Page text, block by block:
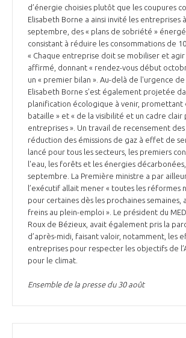
MÉDIATION ET CHARTE D’ENGAGEMENT SUR LES
CLIENTS ET FOURNISSEURS
LA MÉDIATION AU-DELÀ DE LA FILIÈRE
PRENDRE CONTACT AVEC LE MÉDIATEUR DE LA
CHIFFRES CLÉS
LES ENJEUX
COMPÉTITIVITÉ
EMPLOI & FORMATION
ENVIRONNEMENT
INNOVATION
INTERNATIONALISATION
LES PUBLICATIONS
DOCUMENTS & BROCHURES
RAPPORTS D'ACTIVITÉS
d’énergie choisies plutôt que les coupures
Elisabeth Borne a ainsi invité les entreprises
septembre, des « plans de sobriété »
consistant à réduire les consommations de
« Chaque entreprise doit se mobiliser et agir
affirmé, donnant « rendez-vous début
un « premier bilan ». Au-delà de l'urgence de
Elisabeth Borne s'est également projetée
planification écologique à venir, promettant
bataille » et « de la visibilité et un cadre clair
entreprises ». Un travail de recensement
réduction des émissions de gaz à effet de
lancé pour tous les secteurs, les premiers
l'eau, les forêts et les énergies
septembre. La Première ministre a par
l’exécutif allait mener « toutes les réformes
pour certaines dès les prochaines semaines,
freins au plein-emploi ». Le président du
Roux de Bézieux, avait également pris la
d’après-midi, faisant valoir, notamment, les
entreprises pour respecter les objectifs de
pour le climat.
Ensemble de la presse du 30 août